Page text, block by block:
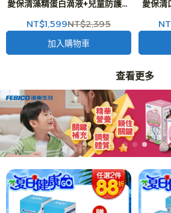
愛保清藻精蛋白滴液+兒童防護嚼
驗組2入(12包)-二代台美專利 防
護再升級
NT$1,599NT$2,395
加入購物車
愛保清
查看更多